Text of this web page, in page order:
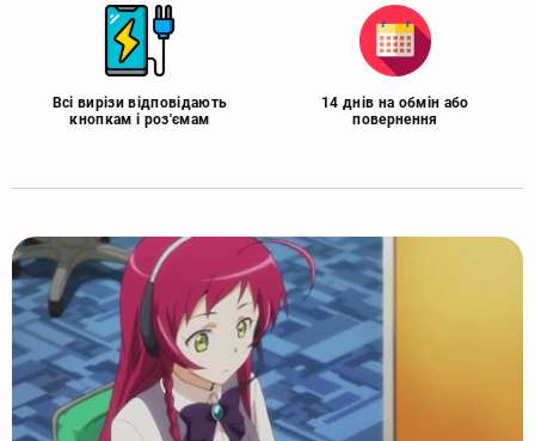
Всі вирізи відповідають
кнопкам і роз'ємам
14 днів на обмін або
повернення